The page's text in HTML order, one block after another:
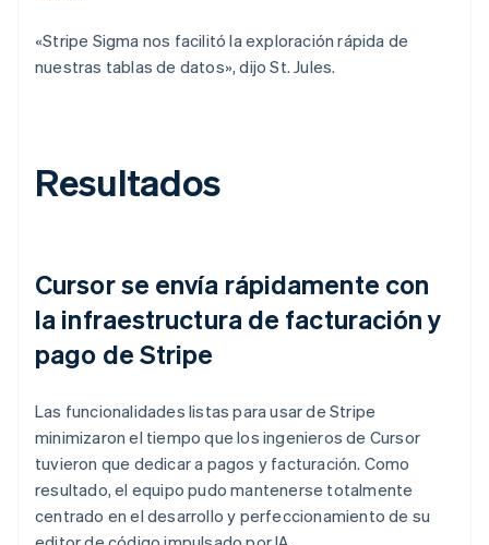
«Stripe Sigma nos facilitó la exploración rápida de
nuestras tablas de datos», dijo St. Jules.
Resultados
Cursor se envía rápidamente con
la infraestructura de facturación y
pago de Stripe
Las funcionalidades listas para usar de Stripe
minimizaron el tiempo que los ingenieros de Cursor
tuvieron que dedicar a pagos y facturación. Como
resultado, el equipo pudo mantenerse totalmente
centrado en el desarrollo y perfeccionamiento de su